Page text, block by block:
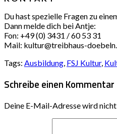
Du hast spezielle Fragen zu
Dann melde dich bei Antje:
Fon: +49 (0) 3431 / 60 53 31
Mail: kultur@treibhaus-
Tags: Ausbildung, FSJ Kultur,
Schreibe einen Kommentar
Deine E-Mail-Adresse wird